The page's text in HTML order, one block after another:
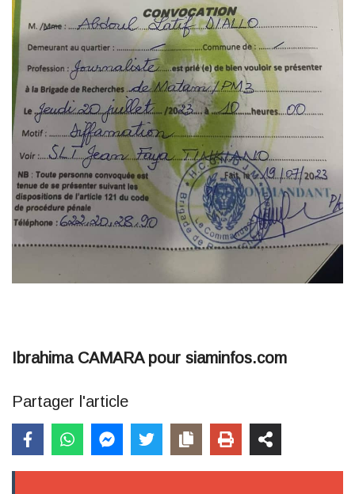
Ibrahima CAMARA pour siaminfos.com
Partager l'article